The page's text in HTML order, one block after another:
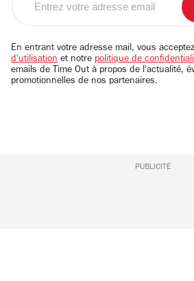
email
En entrant votre adresse mail, vous
d'utilisation et notre politique de
emails de Time Out à propos de l'actualité,
promotionnelles de nos partenaires.
PUBLICITÉ